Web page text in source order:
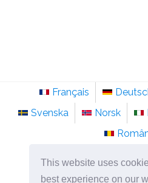
This website uses
best experience on our
Français
Svenska
Norsk
©2026pt.sainte-
Psicologia, filosofia e